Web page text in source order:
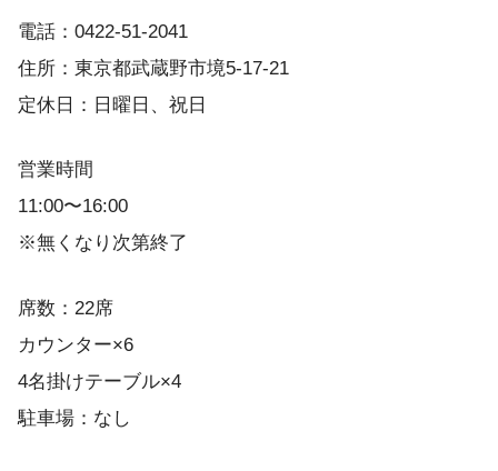
電話：0422-51-2041
住所：東京都武蔵野市境5-17-21
定休日：日曜日、祝日
営業時間
11:00〜16:00
※無くなり次第終了
席数：22席
カウンター×6
4名掛けテーブル×4
駐車場：なし